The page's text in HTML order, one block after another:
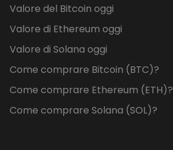
Valore del Bitcoin oggi
Valore di Ethereum oggi
Valore di Solana oggi
Come comprare Bitcoin (BTC)?
Come comprare Ethereum (ETH)?
Come comprare Solana (SOL)?